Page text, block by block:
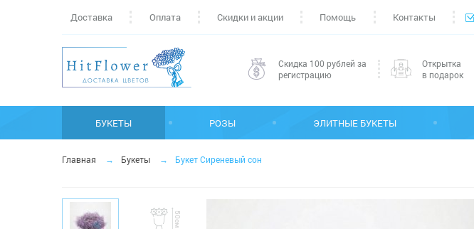
Доставка Оплата Скидки и акции Помощь Контакты
Скидка 100 рублей за
регистрацию
Открытка
в подарок
БУКЕТЫ РОЗЫ ЭЛИТНЫЕ БУКЕТЫ
Главная Букеты Букет Сиреневый сон
50см